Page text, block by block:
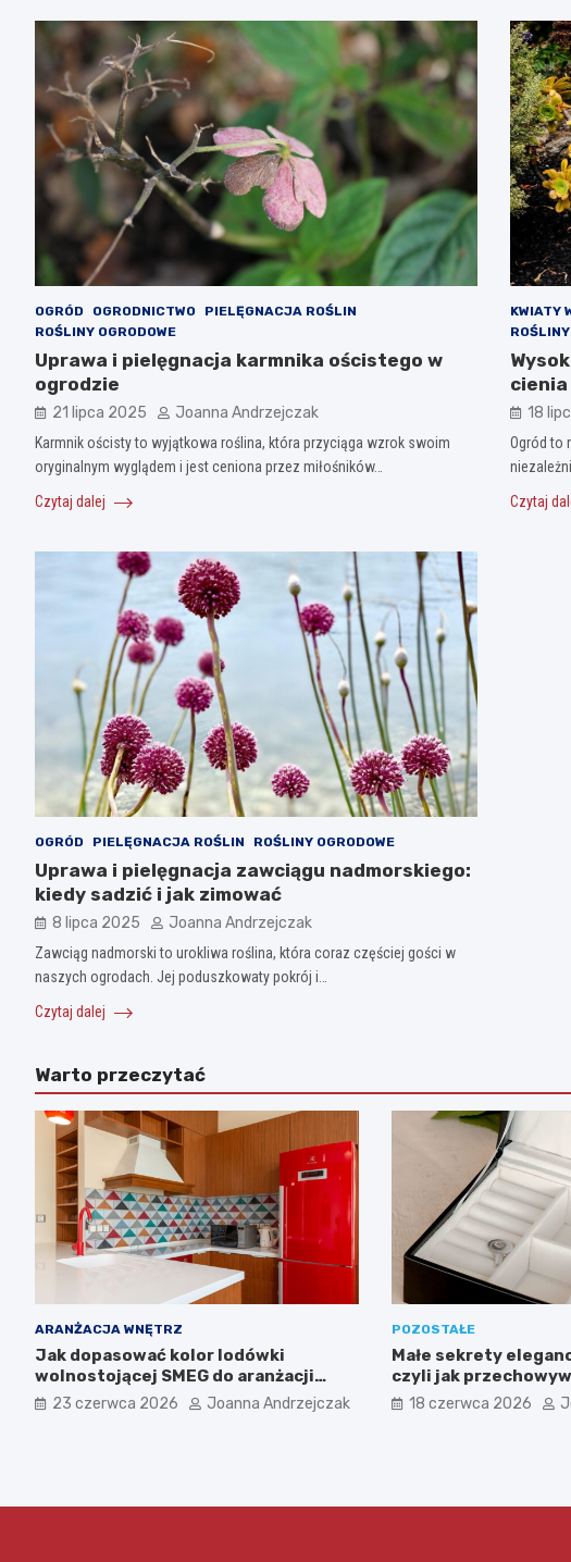
OGRÓD OGRODNICTWO
PIELĘGNACJA ROŚLIN
ROŚLINY OGRODOWE
Uprawa i pielęgnacja karmnika ościstego w
ogrodzie
21 lipca 2025 Joanna Andrzejczak
Karmnik ościsty to wyjątkowa roślina, która przyciąga wzrok swoim
oryginalnym wyglądem i jest ceniona przez miłośników…
Czytaj dalej
KWIATY
18
Ogród to
Czytaj
OGRÓD PIELĘGNACJA ROŚLIN ROŚLINY OGRODOWE
Uprawa i pielęgnacja zawciągu nadmorskiego:
kiedy sadzić i jak zimować
8 lipca 2025 Joanna Andrzejczak
Zawciąg nadmorski to urokliwa roślina, która coraz częściej gości w
naszych ogrodach. Jej poduszkowaty pokrój i…
Czytaj dalej
Warto przeczytać
ARANŻACJA WNĘTRZ
Jak dopasować kolor lodówki
wolnostojącej SMEG do aranżacji
wnętrza?
23 czerwca 2026 Joanna Andrzejczak
POZOSTAŁE
Małe sekrety
czyli jak
kosmetyki z klasą
18 czerwca 2026